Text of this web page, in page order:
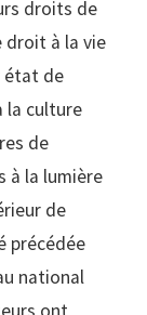
droits de
droit à la vie
état de
la culture
de
à la lumière
de
précédée
national